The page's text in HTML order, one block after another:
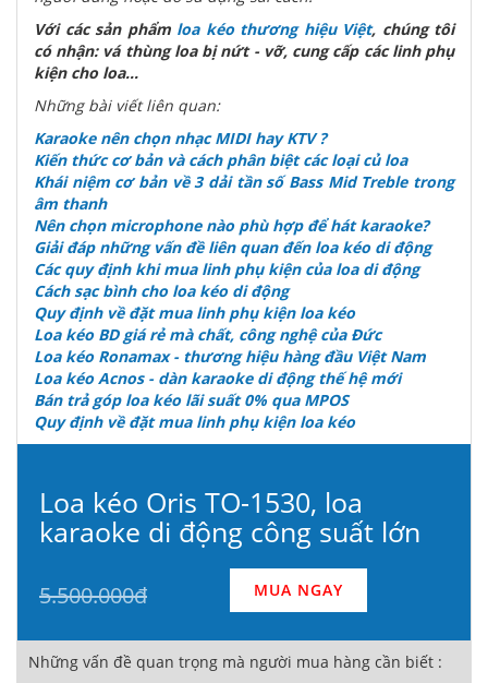
Với các sản phẩm loa kéo thương hiệu Việt, chúng tôi
có nhận: vá thùng loa bị nứt - vỡ, cung cấp các linh phụ
kiện cho loa...
Những bài viết liên quan:
Karaoke nên chọn nhạc MIDI hay KTV ?
Kiến thức cơ bản và cách phân biệt các loại củ loa
Khái niệm cơ bản về 3 dải tần số Bass Mid Treble trong
âm thanh
Nên chọn microphone nào phù hợp để hát karaoke?
Giải đáp những vấn đề liên quan đến loa kéo di động
Các quy định khi mua linh phụ kiện của loa di động
Cách sạc bình cho loa kéo di động
Quy định về đặt mua linh phụ kiện loa kéo
Loa kéo BD giá rẻ mà chất, công nghệ của Đức
Loa kéo Ronamax - thương hiệu hàng đầu Việt Nam
Loa kéo Acnos - dàn karaoke di động thế hệ mới
Bán trả góp loa kéo lãi suất 0% qua MPOS
Quy định về đặt mua linh phụ kiện loa kéo
Loa kéo Oris TO-1530, loa
karaoke di động công suất lớn
5.500.000đ MUA NGAY
Những vấn đề quan trọng mà người mua hàng cần biết :